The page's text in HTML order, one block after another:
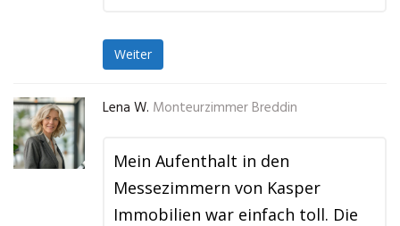
Weiter
Lena W. Monteurzimmer Breddin
Mein Aufenthalt in den
Messezimmern von Kasper
Immobilien war einfach toll. Die